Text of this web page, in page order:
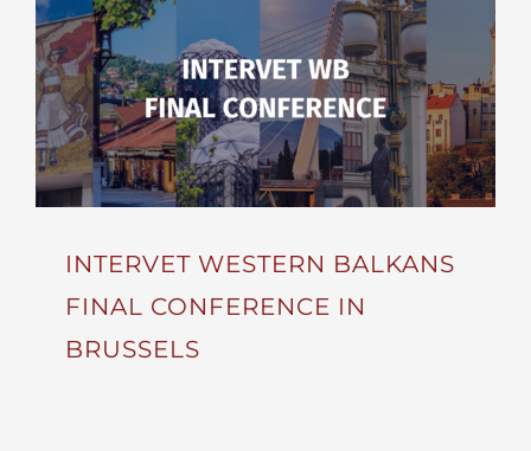
INTERVET WESTERN BALKANS
FINAL CONFERENCE IN
BRUSSELS